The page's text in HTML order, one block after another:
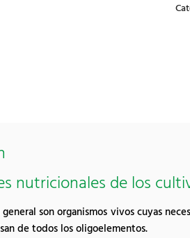
nutricionales de los
son organismos vivos cuyas
de todos los oligoelementos.